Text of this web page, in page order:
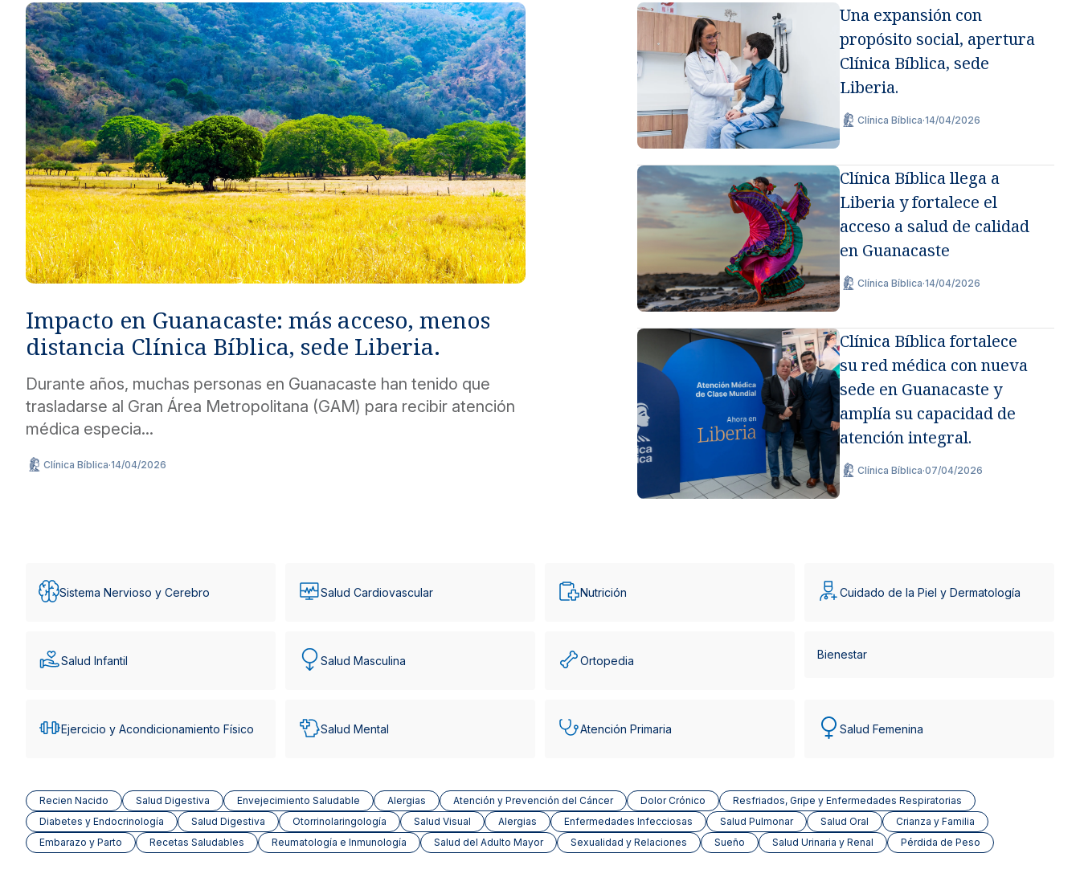
Métodos de pago seguros, simples y convenientes.
Impacto en Guanacaste: más acceso, menos
distancia Clínica Bíblica, sede Liberia.
Durante años, muchas personas en Guanacaste han tenido que
trasladarse al Gran Área Metropolitana (GAM) para recibir atención
médica especia...
Clínica Bíblica·14/04/2026
Una expansión con
propósito social, apertura
Clínica Bíblica, sede
Liberia.
Clínica Bíblica·14/04/2026
Clínica Bíblica llega a
Liberia y fortalece el
acceso a salud de calidad
en Guanacaste
Clínica Bíblica·14/04/2026
Clínica Bíblica fortalece
su red médica con nueva
sede en Guanacaste y
amplía su capacidad de
atención integral.
Clínica Bíblica·07/04/2026
Sistema Nervioso y Cerebro Salud Cardiovascular Nutrición Cuidado de la Piel y Dermatología
Salud Infantil Salud Masculina Ortopedia Bienestar
Ejercicio y Acondicionamiento Físico Salud Mental Atención Primaria Salud Femenina
Recien Nacido Salud Digestiva Envejecimiento Saludable Alergias Atención y Prevención del Cáncer Dolor Crónico
Resfriados, Gripe y Enfermedades Respiratorias
Diabetes y Endocrinología
Salud Digestiva Otorrinolaringología Salud Visual Alergias Enfermedades Infecciosas Salud Pulmonar Salud Oral
Crianza y Familia
Embarazo y Parto
Recetas Saludables Reumatología e Inmunología Salud del Adulto Mayor Sexualidad y Relaciones Sueño Salud Urinaria y Renal Pérdida de Peso